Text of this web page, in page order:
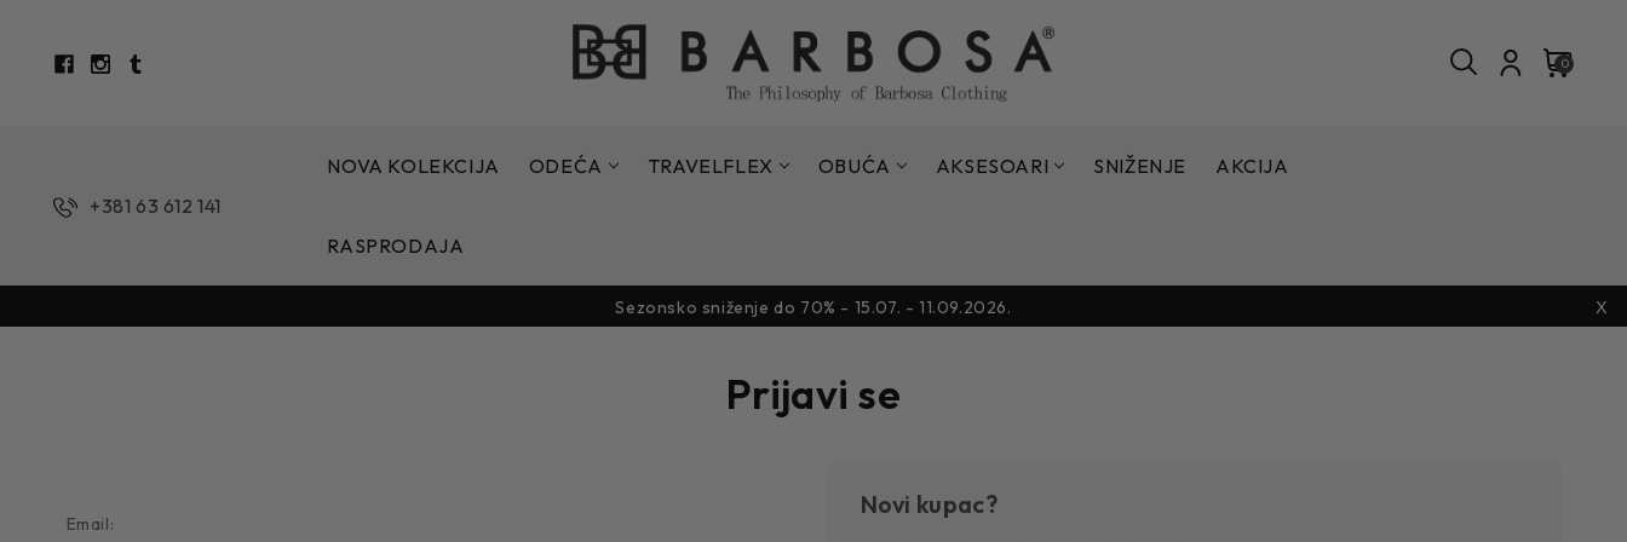
0
+381 63 612 141
NOVA KOLEKCIJA ODEĆA TRAVELFLEX OBUĆA AKSESOARI SNIŽENJE AKCIJA
RASPRODAJA
X
Sezonsko sniženje do 70% - 15.07. - 11.09.2026.
Prijavi se
Email:
Novi kupac?